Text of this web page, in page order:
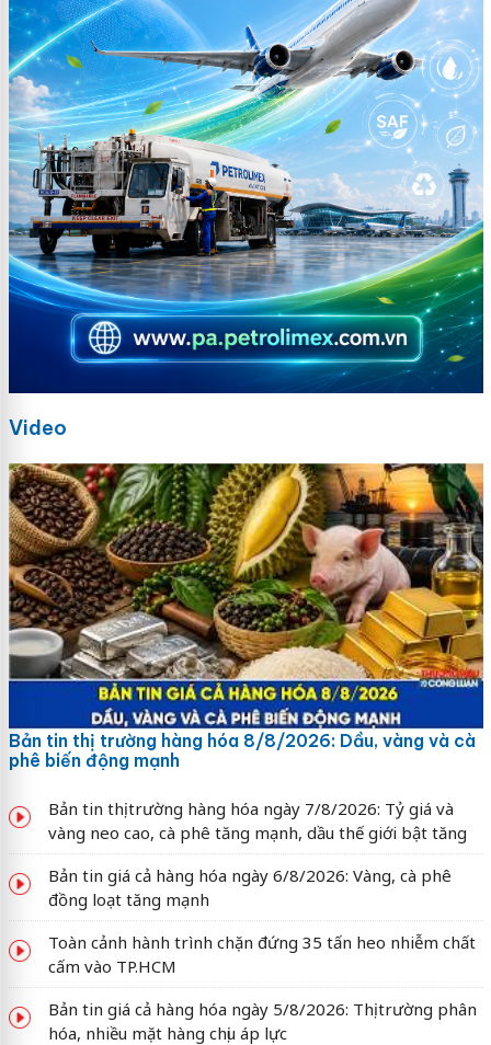
Video
Bản tin thị trường hàng hóa 8/8/2026: Dầu, vàng và cà
phê biến động mạnh
Bản tin thị trường hàng hóa ngày 7/8/2026: Tỷ giá và
vàng neo cao, cà phê tăng mạnh, dầu thế giới bật tăng
Bản tin giá cả hàng hóa ngày 6/8/2026: Vàng, cà phê
đồng loạt tăng mạnh
Toàn cảnh hành trình chặn đứng 35 tấn heo nhiễm chất
cấm vào TP.HCM
Bản tin giá cả hàng hóa ngày 5/8/2026: Thị trường phân
hóa, nhiều mặt hàng chịu áp lực